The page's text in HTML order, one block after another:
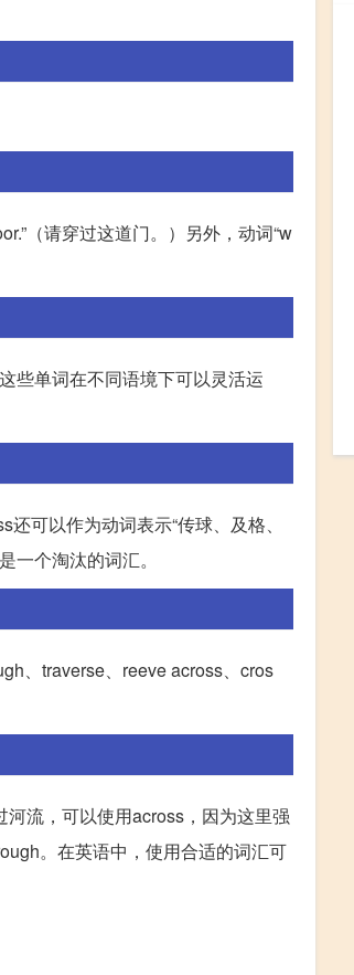
（请穿过这道门。）另外，动词“w
些单词在不同语境下可以灵活运
可以作为动词表示“传球、及格、
一个淘汰的词汇。
、traverse、reeve across、cros
流，可以使用across，因为这里强
。在英语中，使用合适的词汇可